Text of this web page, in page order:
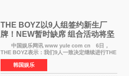
THE BOYZ以9人组签约新生厂
牌！NEW暂时缺席 组合活动将坚
定不移继续
中国娱乐网讯 www yule com cn 6日，
THE BOYZ表示：我们9人一致决定继续进行THE
BOYZ组合活动，并且已经完成了组合团体活动
签约。目前正在新生厂牌下进行活动准备。尚未
离开THE BOYZ原所
韩国娱乐